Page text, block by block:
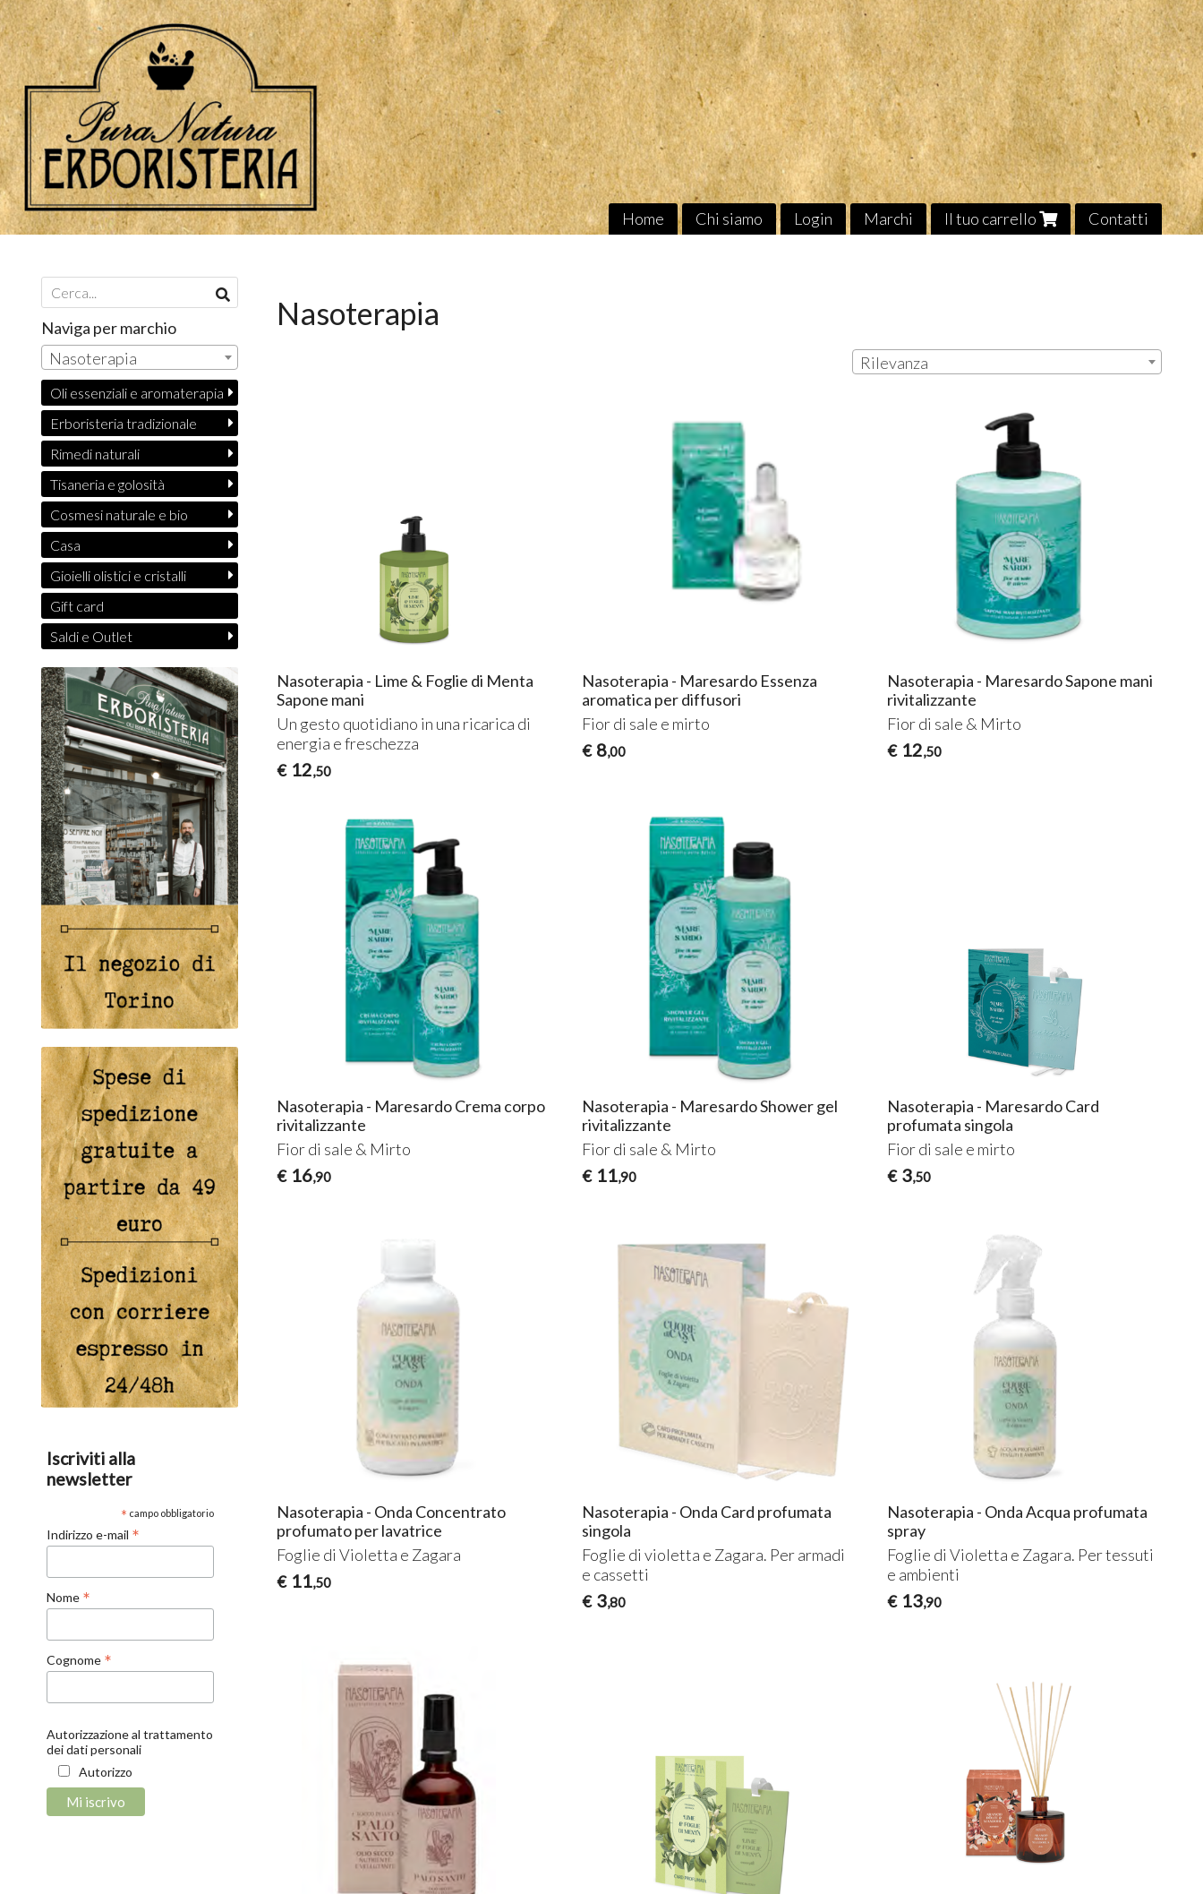
Home Chi siamo Login Marchi Il tuo carrello Contatti
Nasoterapia
Rilevanza
Nasoterapia - Lime & Foglie di Menta
Sapone mani
Un gesto quotidiano in una ricarica di
energia e freschezza
€ 12,50
Nasoterapia - Maresardo Essenza
aromatica per diffusori
Fior di sale e mirto
€ 8,00
Nasoterapia - Maresardo Sapone mani
rivitalizzante
Fior di sale & Mirto
€ 12,50
Nasoterapia - Maresardo Crema corpo
rivitalizzante
Fior di sale & Mirto
€ 16,90
Nasoterapia - Maresardo Shower gel
rivitalizzante
Fior di sale & Mirto
€ 11,90
Nasoterapia - Maresardo Card
profumata singola
Fior di sale e mirto
€ 3,50
Nasoterapia - Onda Concentrato
profumato per lavatrice
Foglie di Violetta e Zagara
€ 11,50
Nasoterapia - Onda Card profumata
singola
Foglie di violetta e Zagara. Per armadi
e cassetti
€ 3,80
Nasoterapia - Onda Acqua profumata
spray
Foglie di Violetta e Zagara. Per tessuti
e ambienti
€ 13,90
Naviga per marchio
Nasoterapia
Oli essenziali e aromaterapia
Erboristeria tradizionale
Rimedi naturali
Tisaneria e golosità
Cosmesi naturale e bio
Casa
Gioielli olistici e cristalli
Gift card
Saldi e Outlet
Iscriviti alla
newsletter
* campo obbligatorio
Indirizzo e-mail *
Nome *
Cognome *
Autorizzazione al trattamento
dei dati personali
Autorizzo